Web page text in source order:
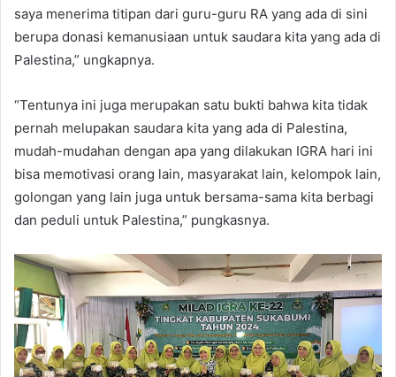
saya menerima titipan dari guru-guru RA yang ada di sini
berupa donasi kemanusiaan untuk saudara kita yang ada di
Palestina,” ungkapnya.
“Tentunya ini juga merupakan satu bukti bahwa kita tidak
pernah melupakan saudara kita yang ada di Palestina,
mudah-mudahan dengan apa yang dilakukan IGRA hari ini
bisa memotivasi orang lain, masyarakat lain, kelompok lain,
golongan yang lain juga untuk bersama-sama kita berbagi
dan peduli untuk Palestina,” pungkasnya.